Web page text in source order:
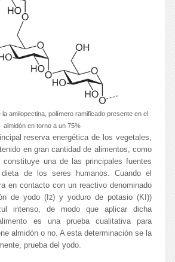
amilopectina, polímero ramificado presente en el
almidón en torno a un 75%
reserva energética de los vegetales,
en gran cantidad de alimentos, como
constituye una de las principales fuentes
de los seres humanos. Cuando el
en contacto con un reactivo denominado
de yodo (I 2) y yoduro de potasio (KI))
intenso, de modo que aplicar dicha
es una prueba cualitativa para
almidón o no. A esta determinación se la
prueba del yodo.